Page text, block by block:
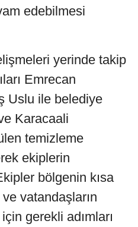
edebilmesi
yerinde takip
Emrecan
Uslu ile belediye
Karacaali
temizleme
ekiplerin
bölgenin kısa
vatandaşların
gerekli adımları